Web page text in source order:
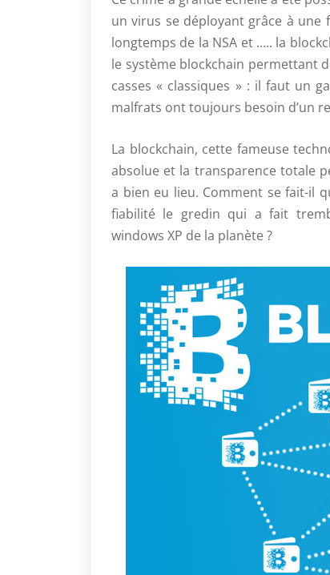
un virus se déployant grâce à une
longtemps de la NSA et ….. la
le système blockchain permettant
casses « classiques » : il faut un
malfrats ont toujours besoin d’un
La blockchain, cette fameuse
absolue et la transparence totale
a bien eu lieu. Comment se fait-il
fiabilité le gredin qui a fait
windows XP de la planète ?